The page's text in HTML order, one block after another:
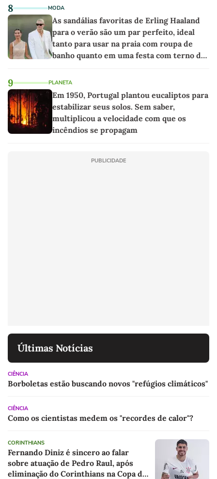
8 MODA
As sandálias favoritas de Erling Haaland
para o verão são um par perfeito, ideal
tanto para usar na praia com roupa de
banho quanto em uma festa com terno de
9 PLANETA
Em 1950, Portugal plantou eucaliptos para
estabilizar seus solos. Sem saber,
multiplicou a velocidade com que os
incêndios se propagam
PUBLICIDADE
Últimas Notícias
CIÊNCIA
Borboletas estão buscando novos "refúgios climáticos"
CIÊNCIA
Como os cientistas medem os "recordes de calor"?
CORINTHIANS
Fernando Diniz é sincero ao falar
sobre atuação de Pedro Raul, após
eliminação do Corinthians na Copa do